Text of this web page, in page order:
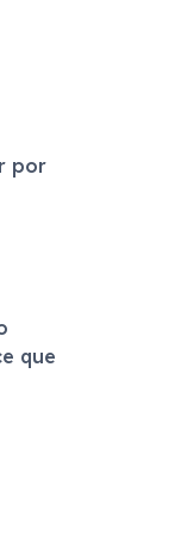
por
que